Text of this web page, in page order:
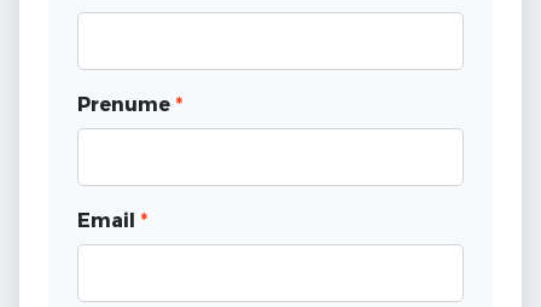
Prenume *
Email *